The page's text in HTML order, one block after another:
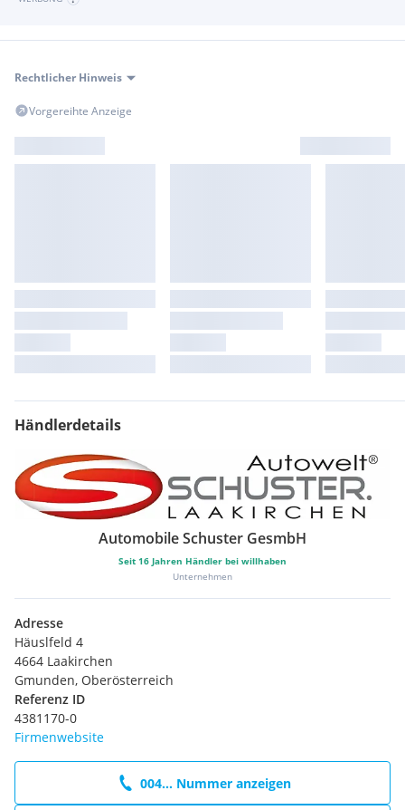
Rechtlicher Hinweis
Vorgereihte Anzeige
Händlerdetails
Automobile Schuster GesmbH
Seit 16 Jahren Händler bei willhaben
Unternehmen
Adresse
Häuslfeld 4
4664 Laakirchen
Gmunden, Oberösterreich
Referenz ID
4381170-0
Firmenwebsite
004... Nummer anzeigen